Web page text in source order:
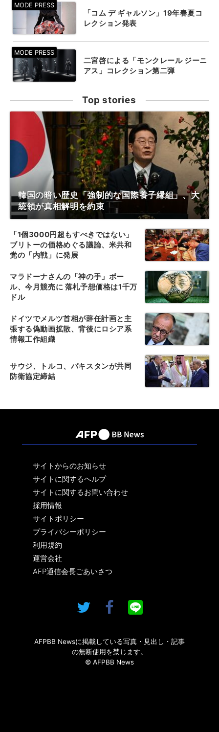
「コム デ ギャルソン」19年春夏コ
レクション発表
二宮啓による「モンクレール ジーニ
アス」コレクション第二弾
Top stories
韓国の暗い歴史「強制的な国際養子縁組」、大
統領が真相解明を約束
「1個3000円超もすべきではない」
ブリトーの価格めぐる議論、米共和
党の「内戦」に発展
マラドーナさんの「神の手」ボー
ル、今月競売に 落札予想価格は1千万
ドル
ドイツでメルツ首相が辞任計画と主
張する偽動画拡散、背後にロシア系
情報工作組織
サウジ、トルコ、パキスタンが共同
防衛協定締結
サイトからのお知らせ
サイトに関するヘルプ
サイトに関するお問い合わせ
採用情報
サイトポリシー
プライバシーポリシー
利用規約
運営会社
AFP通信会長ごあいさつ
AFPBB Newsに掲載している写真・見出し・記事
の無断使用を禁じます。
© AFPBB News